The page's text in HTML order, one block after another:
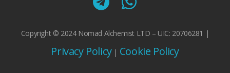
Copyright © 2024 Nomad Alchemist LTD – UIC: 20706281 |
Privacy Policy| Cookie Policy